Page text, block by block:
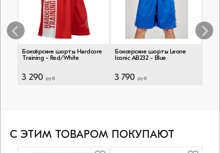
Боксёрские шорты Hardcore
Training - Red/White
3 290 руб
Боксерские шорты Leone
Iconic AB232 - Blue
3 790 руб
С ЭТИМ ТОВАРОМ ПОКУПАЮТ